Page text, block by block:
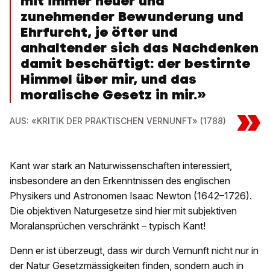
zunehmender Bewunderung und
Ehrfurcht, je öfter und
anhaltender sich das Nachdenken
damit beschäftigt: der bestirnte
Himmel über mir, und das
moralische Gesetz in mir.»
AUS: «KRITIK DER PRAKTISCHEN VERNUNFT» (1788) »
Kant war stark an Naturwissenschaften interessiert,
insbesondere an den Erkenntnissen des englischen
Physikers und Astronomen Isaac Newton (1642–1726).
Die objektiven Naturgesetze sind hier mit subjektiven
Moralansprüchen verschränkt – typisch Kant!
Denn er ist überzeugt, dass wir durch Vernunft nicht nur in
der Natur Gesetzmässigkeiten finden, sondern auch in